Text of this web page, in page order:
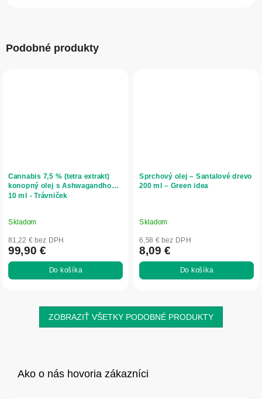
Podobné produkty
Cannabis 7,5 % (tetra extrakt)
konopný olej s Ashwagandhou -
10 ml - Trávniček
Skladom
81,22 € bez DPH
99,90 €
Do košíka
Sprchový olej – Santalové drevo
200 ml – Green idea
Skladom
6,58 € bez DPH
8,09 €
Do košíka
ZOBRAZIŤ VŠETKY PODOBNÉ PRODUKTY